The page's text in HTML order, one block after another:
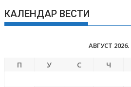
КАЛЕНДАР ВЕСТИ
АВГУСТ 2026.
П У С Ч